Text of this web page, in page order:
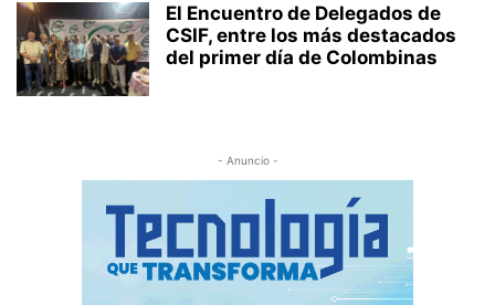
El Encuentro de Delegados de
CSIF, entre los más destacados
del primer día de Colombinas
- Anuncio -